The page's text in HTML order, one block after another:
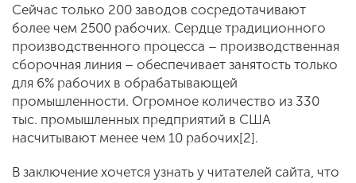
Сейчас только 200 заводов сосредотачивают
более чем 2500 рабочих. Сердце традиционного
производственного процесса – производственная
сборочная линия – обеспечивает занятость только
для 6% рабочих в обрабатывающей
промышленности. Огромное количество из 330
тыс. промышленных предприятий в США
насчитывают менее чем 10 рабочих[2].
В заключение хочется узнать у читателей сайта, что